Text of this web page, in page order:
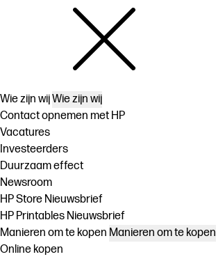
Wie zijn wijWie zijn wij
Contact opnemen met HP
Vacatures
Investeerders
Duurzaam effect
Newsroom
HP Store Nieuwsbrief
HP Printables Nieuwsbrief
Manieren om te kopen Manieren om te kopen
Online kopen